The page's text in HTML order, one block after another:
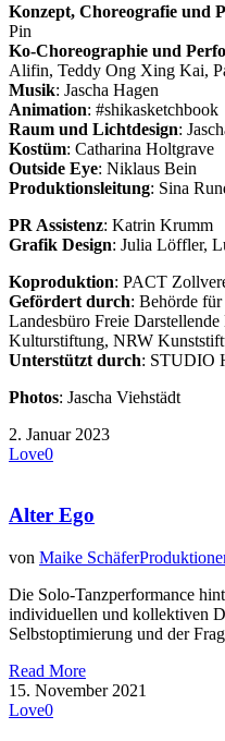
Konzept, Choreografie und
Pin
Ko-Choreographie und
Alifin, Teddy Ong Xing Kai,
Musik: Jascha Hagen
Animation: #shikasketchbook
Raum und Lichtdesign:
Kostüm: Catharina Holtgrave
Outside Eye: Niklaus Bein
Produktionsleitung: Sina
PR Assistenz: Katrin Krumm
Grafik Design: Julia Löffler,
Koproduktion: PACT
Gefördert durch: Behörde
Landesbüro Freie
Kulturstiftung, NRW
Unterstützt durch: STUDIO
Photos: Jascha Viehstädt
2. Januar 2023
Love0
Alter Ego
von Maike Schäfer
Die Solo-Tanzperformance
individuellen und kollektiven
Selbstoptimierung und der
Read More
15. November 2021
Love0